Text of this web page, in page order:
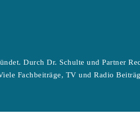
Durch Dr. Schulte und Partner
Fachbeiträge, TV und Radio